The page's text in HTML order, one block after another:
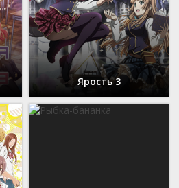
Ярость 3